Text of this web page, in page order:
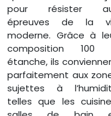
pour résister
épreuves de la
moderne. Grâce à
composition 100
étanche, ils
parfaitement aux
sujettes à
telles que les